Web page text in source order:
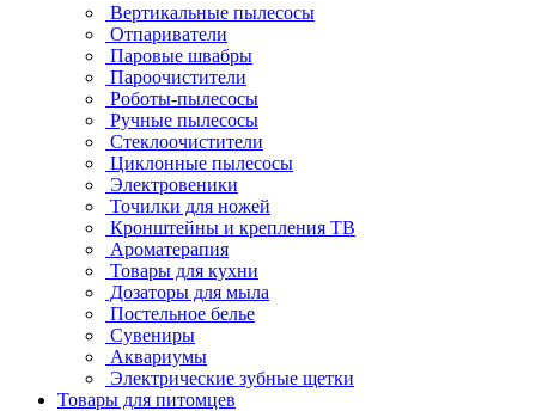
Вертикальные пылесосы
Отпариватели
Паровые швабры
Пароочистители
Роботы-пылесосы
Ручные пылесосы
Стеклоочистители
Циклонные пылесосы
Электровеники
Точилки для ножей
Кронштейны и крепления ТВ
Ароматерапия
Товары для кухни
Дозаторы для мыла
Постельное белье
Сувениры
Аквариумы
Электрические зубные щетки
Товары для питомцев